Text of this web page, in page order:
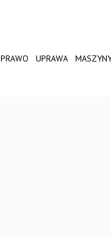
PRAWO UPRAWA